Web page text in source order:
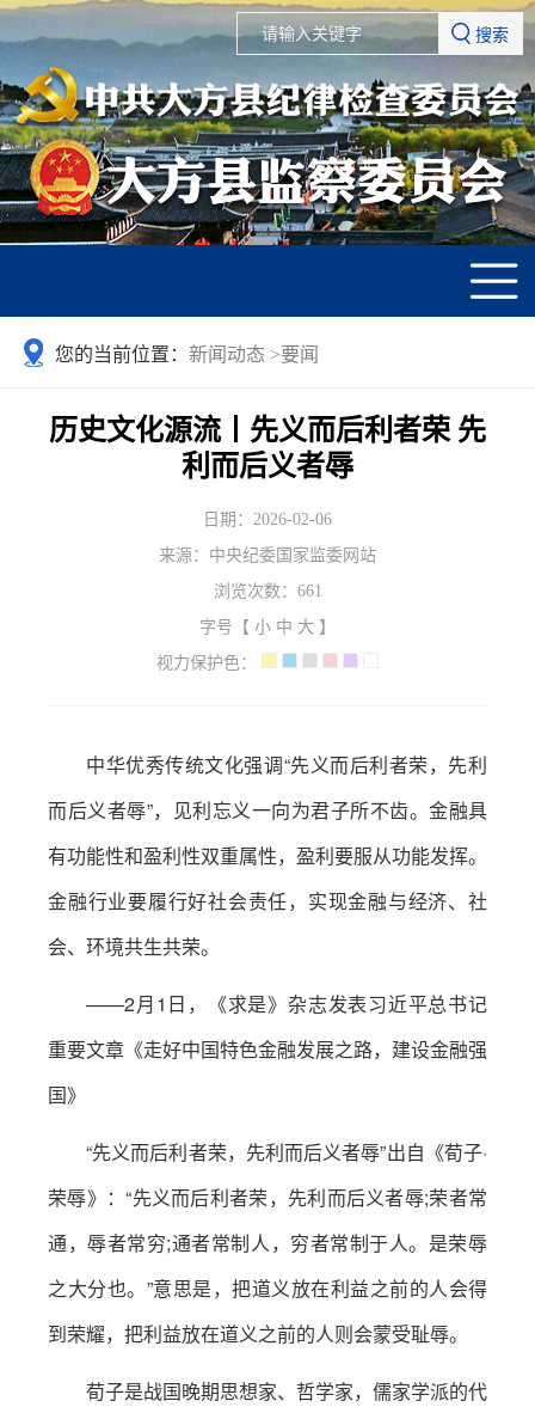
搜索
您的当前位置： 新闻动态 >要闻
历史文化源流丨先义而后利者荣 先
利而后义者辱
日期：2026-02-06
来源：中央纪委国家监委网站
浏览次数： 661
字号【 小 中 大 】
视力保护色：
中华优秀传统文化强调“先义而后利者荣，先利
而后义者辱”，见利忘义一向为君子所不齿。金融具
有功能性和盈利性双重属性，盈利要服从功能发挥。
金融行业要履行好社会责任，实现金融与经济、社
会、环境共生共荣。
——2月1日，《求是》杂志发表习近平总书记
重要文章《走好中国特色金融发展之路，建设金融强
国》
“先义而后利者荣，先利而后义者辱”出自《荀子·
荣辱》：“先义而后利者荣，先利而后义者辱;荣者常
通，辱者常穷;通者常制人，穷者常制于人。是荣辱
之大分也。”意思是，把道义放在利益之前的人会得
到荣耀，把利益放在道义之前的人则会蒙受耻辱。
荀子是战国晚期思想家、哲学家，儒家学派的代